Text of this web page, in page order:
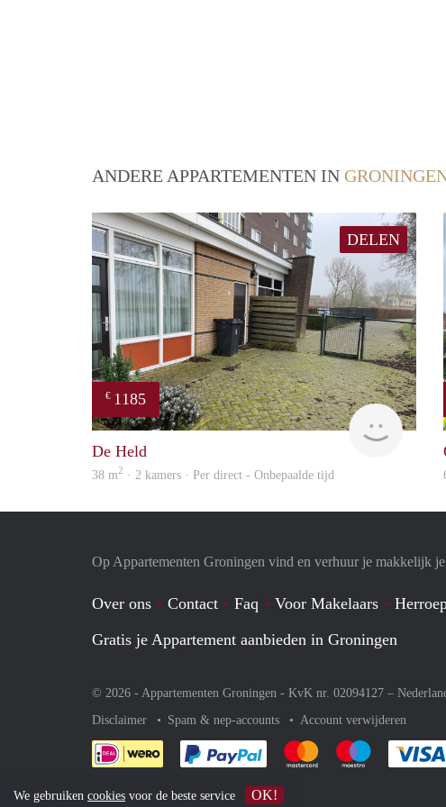
ANDERE APPARTEMENTEN IN
DELEN
€ 1185
De Held
38 m2 · 2 kamers · Per direct - Onbepaalde tijd
Op Appartementen Groningen vind en verhuur je makkelijk
Over ons Contact Faq Voor Makelaars
Gratis je Appartement aanbieden in Groningen
© 2026 - Appartementen Groningen - KvK nr. 02094127 –
Disclaimer
Spam & nep-accounts Account verwijderen
Je rekent gemakkelijk af met Paypal
Je rekent gemakkelijk af
Je rekent
We gebruiken cookies voor de beste service OK!